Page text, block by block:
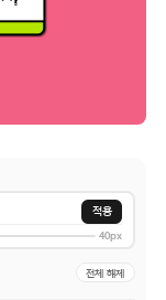
적용
40px
전체 해제